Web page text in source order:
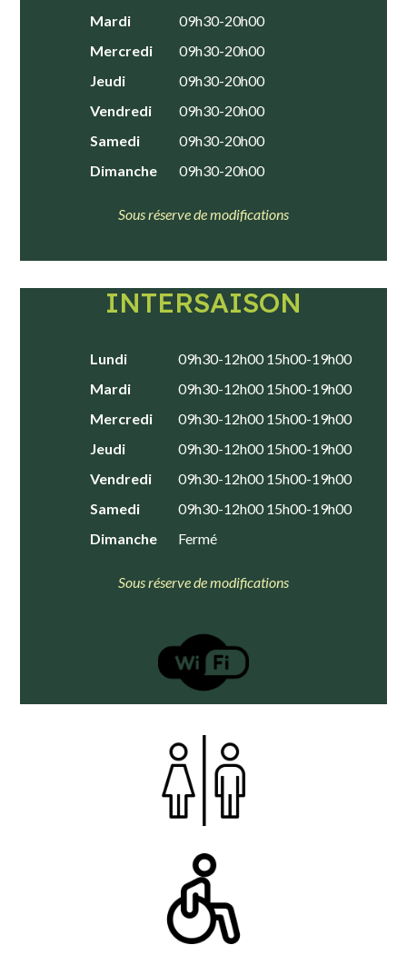
Mardi
09h30-20h00
Mercredi
09h30-20h00
Jeudi
09h30-20h00
Vendredi
09h30-20h00
Samedi
09h30-20h00
Dimanche
09h30-20h00
Sous réserve de modifications
INTERSAISON
Lundi
09h30-12h00 15h00-19h00
Mardi
09h30-12h00 15h00-19h00
Mercredi
09h30-12h00 15h00-19h00
Jeudi
09h30-12h00 15h00-19h00
Vendredi
09h30-12h00 15h00-19h00
Samedi
09h30-12h00 15h00-19h00
Dimanche
Fermé
Sous réserve de modifications